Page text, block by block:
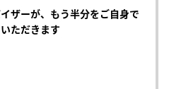
ザーが、もう半分をご自身で
ただきます